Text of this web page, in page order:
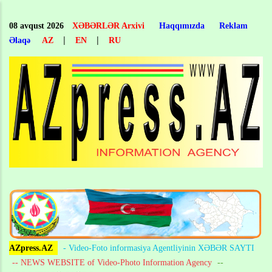
main
content
08 avqust 2026 XƏBƏRLƏR Arxivi Haqqımızda
Reklam
Əlaqə
AZ | EN | RU
AZpress.AZ
- Video-Foto informasiya Agentliyinin XƏBƏR SAYTI
-- NEWS WEBSITE of Video-Photo Information Agency --